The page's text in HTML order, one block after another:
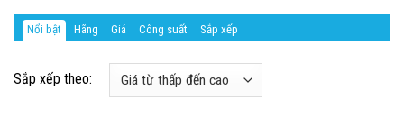
Nổi bật Hãng Giá Công suất Sắp xếp
Sắp xếp theo: